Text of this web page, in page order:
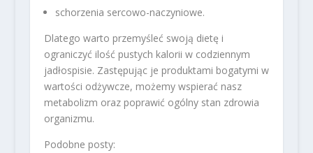
schorzenia sercowo-naczyniowe.
Dlatego warto przemyśleć swoją dietę i
ograniczyć ilość pustych kalorii w codziennym
jadłospisie. Zastępując je produktami bogatymi w
wartości odżywcze, możemy wspierać nasz
metabolizm oraz poprawić ogólny stan zdrowia
organizmu.
Podobne posty: